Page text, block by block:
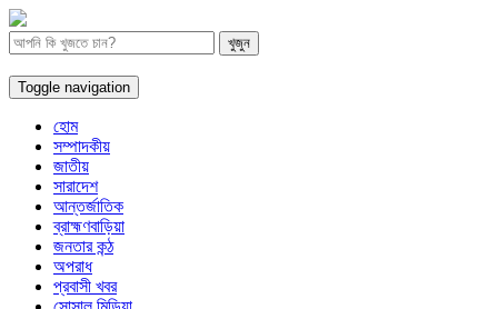
Toggle navigation
হোম
সম্পাদকীয়
জাতীয়
সারাদেশ
আন্তর্জাতিক
ব্রাহ্মণবাড়িয়া
জনতার কন্ঠ
অপরাধ
প্রবাসী খবর